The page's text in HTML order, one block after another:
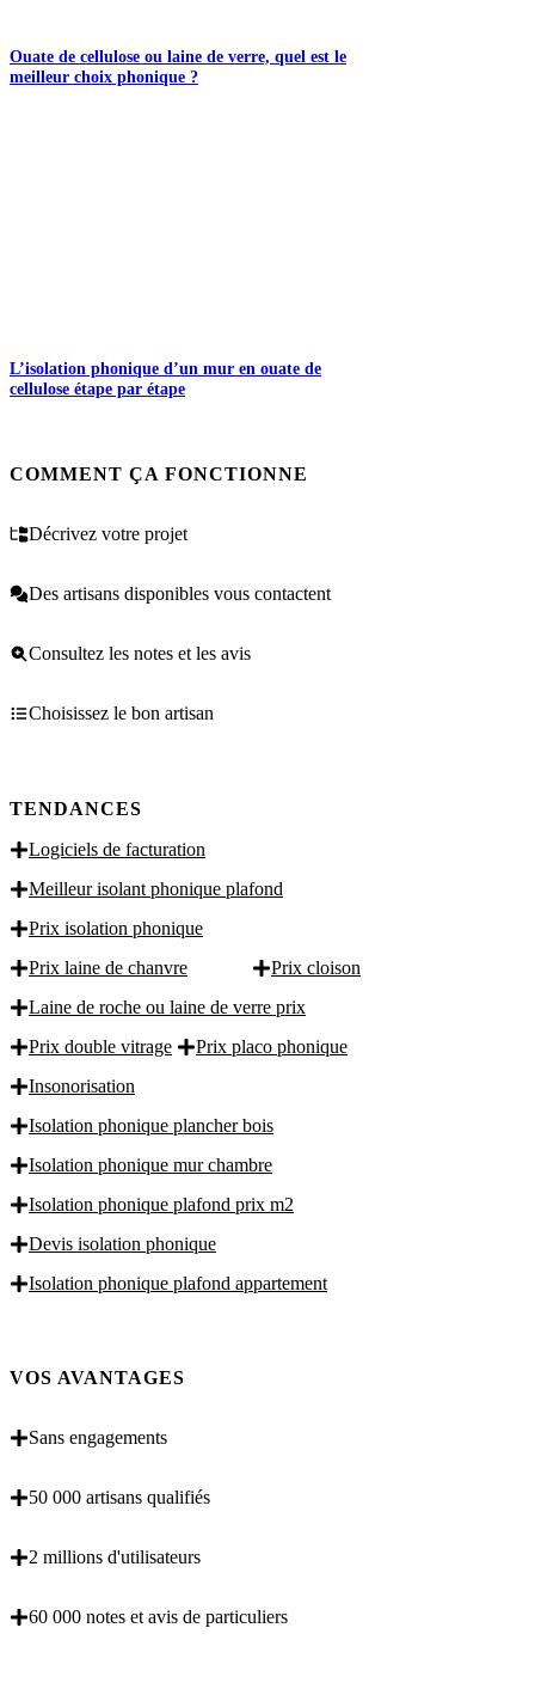
Ouate de cellulose ou laine de verre, quel est le
meilleur choix phonique ?
L’isolation phonique d’un mur en ouate de
cellulose étape par étape
COMMENT ÇA FONCTIONNE
Décrivez votre projet
Des artisans disponibles vous contactent
Consultez les notes et les avis
Choisissez le bon artisan
TENDANCES
Logiciels de facturation
Meilleur isolant phonique plafond
Prix isolation phonique
Prix laine de chanvre
Prix cloison
Laine de roche ou laine de verre prix
Prix double vitrage
Prix placo phonique
Insonorisation
Isolation phonique plancher bois
Isolation phonique mur chambre
Isolation phonique plafond prix m2
Devis isolation phonique
Isolation phonique plafond appartement
VOS AVANTAGES
Sans engagements
50 000 artisans qualifiés
2 millions d'utilisateurs
60 000 notes et avis de particuliers